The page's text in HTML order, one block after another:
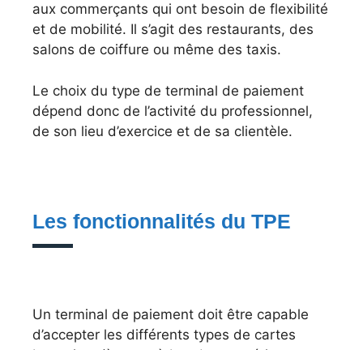
aux commerçants qui ont besoin de flexibilité
et de mobilité. Il s’agit des restaurants, des
salons de coiffure ou même des taxis.
Le choix du type de terminal de paiement
dépend donc de l’activité du professionnel,
de son lieu d’exercice et de sa clientèle.
Les fonctionnalités du TPE
Un terminal de paiement doit être capable
d’accepter les différents types de cartes